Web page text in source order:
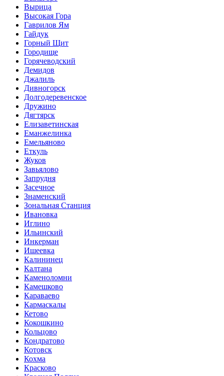
Вырица
Высокая Гора
Гаврилов Ям
Гайдук
Горный Щит
Городище
Горячеводский
Демидов
Джалиль
Дивногорск
Долгодеревенское
Дружино
Дягтярск
Елизаветинская
Еманжелинка
Емельяново
Еткуль
Жуков
Завьялово
Запрудня
Засечное
Знаменский
Зональная Станция
Ивановка
Иглино
Ильинский
Инкерман
Ишеевка
Калининец
Калтана
Каменоломни
Камешково
Караваево
Кармаскалы
Кетово
Кокошкино
Кольцово
Кондратово
Котовск
Кохма
Красково